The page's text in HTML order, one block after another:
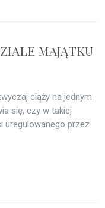
MAJĄTKU
ciąży na jednym
się, czy w takiej
uregulowanego przez